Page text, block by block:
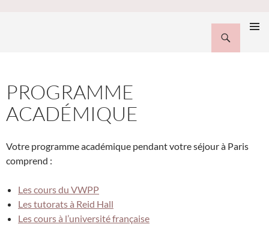
PROGRAMME
ACADÉMIQUE
Votre programme académique pendant votre séjour à Paris
comprend :
Les cours du VWPP
Les tutorats à Reid Hall
Les cours à l’université française